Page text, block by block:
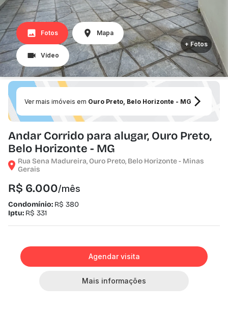
Fotos Mapa
Vídeo
+ Fotos
Ver mais imóveis em Ouro Preto, Belo Horizonte - MG
Andar Corrido para alugar, Ouro Preto,
Belo Horizonte - MG
Rua Sena Madureira, Ouro Preto, Belo Horizonte - Minas
Gerais
R$ 6.000/mês
Condomínio: R$ 380
Iptu: R$ 331
Agendar visita
Mais informações